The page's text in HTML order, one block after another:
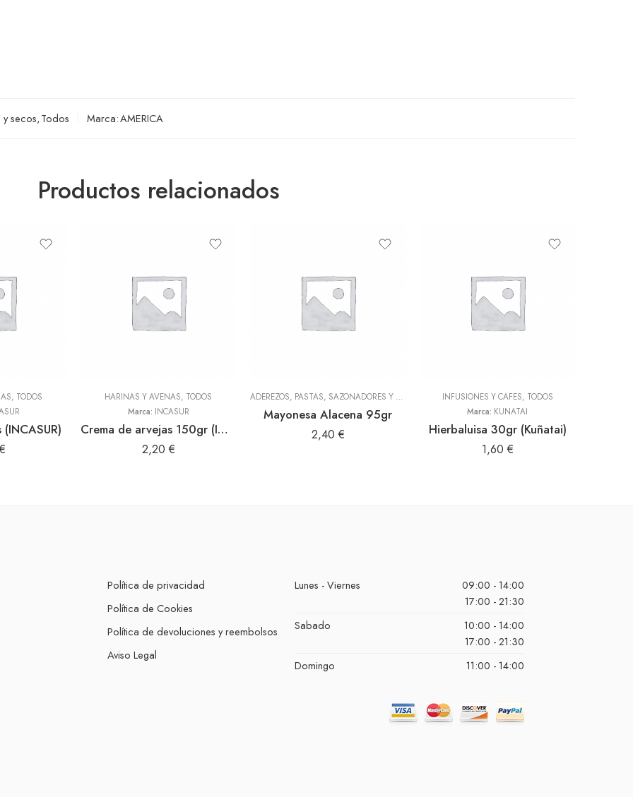
secos,Todos Marca:AMERICA
Productos relacionados
, TODOS
€
HARINAS Y AVENAS, TODOS
Marca: INCASUR
Crema de arvejas 150gr (INCASUR)
2,20 €
ADEREZOS, PASTAS, SAZONADORES Y CONDIMENTOS ,TODOS
Mayonesa Alacena 95gr
2,40 €
INFUSIONES Y CAFES, TODOS
Marca: KUÑATAI
Hierbaluisa 30gr (Kuñatai)
1,60 €
Política de privacidad
Política de Cookies
Política de devoluciones y reembolsos
Aviso Legal
Lunes - Viernes
09:00 - 14:00
17:00 - 21:30
Sabado
10:00 - 14:00
17:00 - 21:30
Domingo
11:00 - 14:00